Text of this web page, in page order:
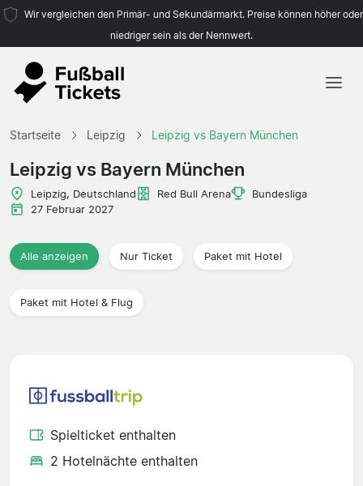
Wir vergleichen den Primär- und Sekundärmarkt. Preise können höher oder
niedriger sein als der Nennwert.
Startseite Leipzig Leipzig vs Bayern München
Leipzig vs Bayern München
Leipzig, Deutschland Red Bull Arena
Bundesliga
27 Februar 2027
Alle anzeigen Nur Ticket Paket mit Hotel
Paket mit Hotel & Flug
Spielticket enthalten
2 Hotelnächte enthalten